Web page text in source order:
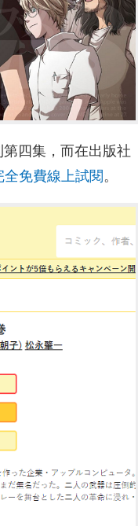
四集，而在出版社
免費線上試閱。